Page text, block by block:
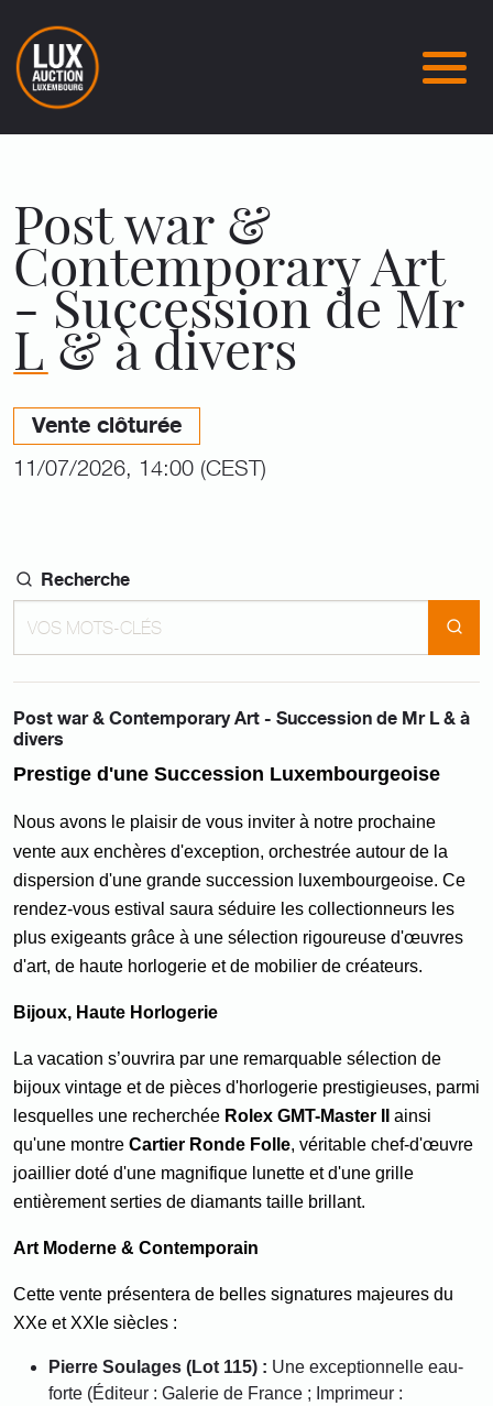
Post war &
Contemporary Art
- Succession de Mr
L & à divers
Vente clôturée
11/07/2026, 14:00 (CEST)
Recherche
Post war & Contemporary Art - Succession de Mr L & à
divers
Prestige d'une Succession Luxembourgeoise
Nous avons le plaisir de vous inviter à notre prochaine
vente aux enchères d'exception, orchestrée autour de la
dispersion d'une grande succession luxembourgeoise. Ce
rendez-vous estival saura séduire les collectionneurs les
plus exigeants grâce à une sélection rigoureuse d'œuvres
d'art, de haute horlogerie et de mobilier de créateurs.
Bijoux, Haute Horlogerie
La vacation s’ouvrira par une remarquable sélection de
bijoux vintage et de pièces d'horlogerie prestigieuses, parmi
lesquelles une recherchée Rolex GMT-Master II
ainsi
qu'une montre Cartier Ronde Folle, véritable chef-d'œuvre
joaillier doté d'une magnifique lunette et d'une grille
entièrement serties de diamants taille brillant.
Art Moderne & Contemporain
Cette vente présentera de belles signatures majeures du
XXe et XXIe siècles :
Pierre Soulages (Lot 115) : Une exceptionnelle eau-
forte (Éditeur : Galerie de France ; Imprimeur :